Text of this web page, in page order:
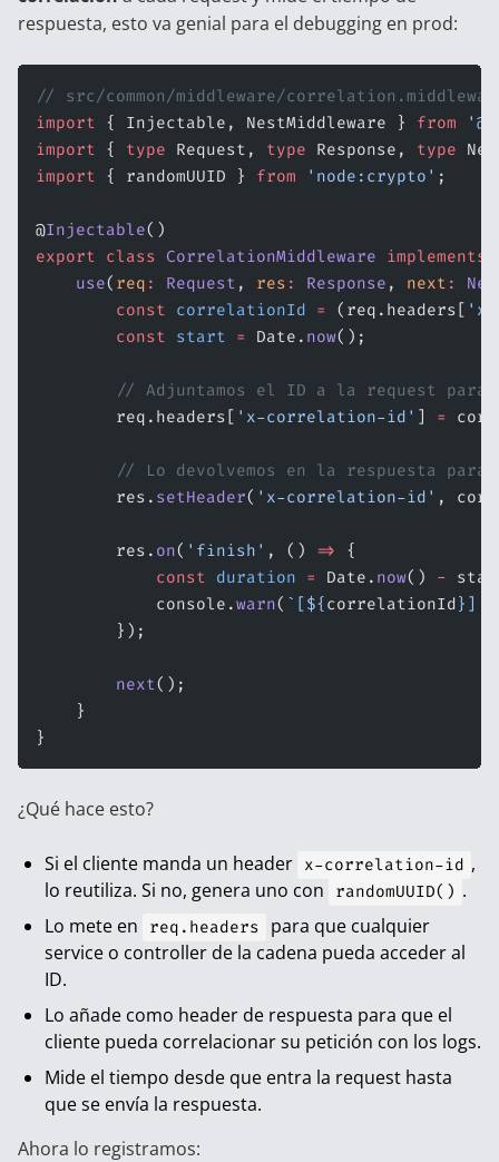
respuesta, esto va genial para el debugging en prod:
// src/common/middleware/
import { Injectable, NestMiddleware } from
import { type Request, type Response, type
import { randomUUID } from 'node:crypto' ;
@Injectable()
export class CorrelationMiddleware implements
    use
( req : Request , res : Response , next :
        const
correlationId = (req.headers[
        const
start = Date. now();
// Adjuntamos el ID a la request
        req.headers[
'x-correlation-id' ] =
// Lo devolvemos en la respuesta para
        res.
setHeader( 'x-correlation-id' ,
        res.
on( 'finish' , () =>
{
            const
duration = Date. now() -
            console.
warn( `[${correlationId}]
        });
        next
();
    }
}
¿Qué hace esto?
Si el cliente manda un header x-correlation-id ,
lo reutiliza. Si no, genera uno con
randomUUID() .
Lo mete en
req.headers
para que cualquier
service o controller de la cadena pueda acceder al
ID.
Lo añade como header de respuesta para que el
cliente pueda correlacionar su petición con los logs.
Mide el tiempo desde que entra la request hasta
que se envía la respuesta.
Ahora lo registramos: